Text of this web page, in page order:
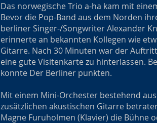
Das norwegische Trio a-ha kam mit
Bevor die Pop-Band aus dem Norden
berliner Singer-/Songwriter Alexander
erinnerte an bekannten Kollegen wie
Gitarre. Nach 30 Minuten war der
eine gute Visitenkarte zu hinterlassen.
konnte Der Berliner punkten.
Mit einem Mini-Orchester bestehend
zusätzlichen akustischen Gitarre
Magne Furuholmen (Klavier) die Bühne